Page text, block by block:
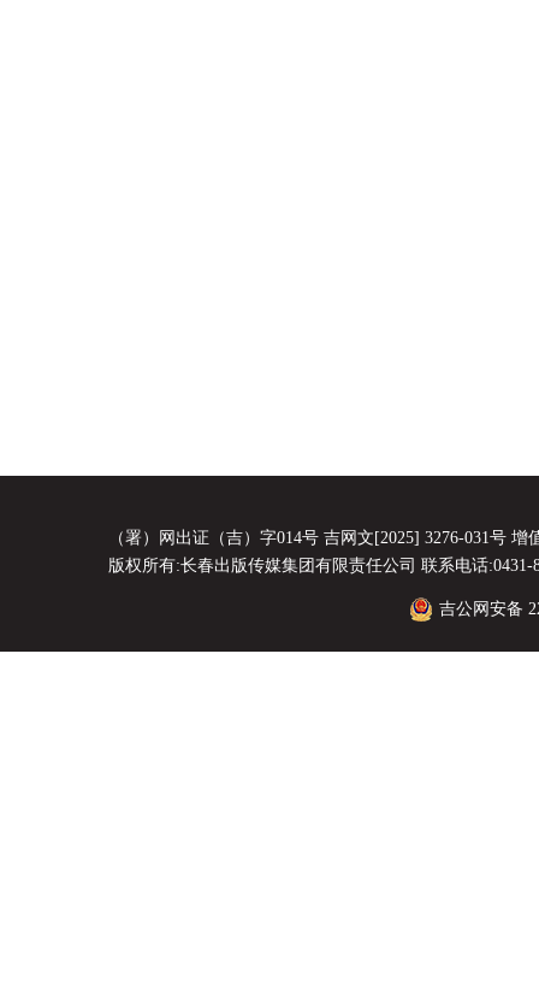
（署）网出证（吉）字014号 吉网文[2025] 3276-031号
版权所有:长春出版传媒集团有限责任公司 联系电话:0431-
吉公网安备